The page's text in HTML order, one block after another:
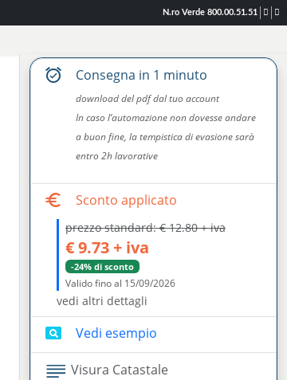
N.ro Verde 800.00.51.51
alarm_on consegna in 1 minuto
download del pdf dal tuo account
In caso l’automazione non dovesse andare
a buon fine, la tempistica di evasione sarà
entro 2h lavorative
euro sconto applicato
prezzo standard: € 12.80 + iva
€ 9.73 + iva
-24% di sconto
Valido fino al 15/09/2026
vedi altri dettagli
pageview vedi esempio
Visura Catastale